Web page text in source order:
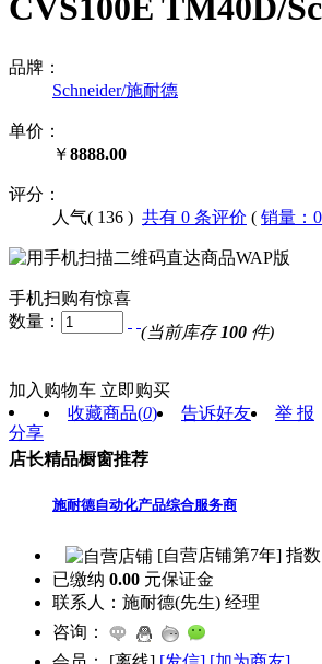
品牌：
Schneider/施耐德
单价：
￥8888.00
评分：
人气( 136 ) 共有 0 条评价 ( 销量：
手机扫购有惊喜
数量：
(当前库存 100 件)
加入购物车 立即购买
分享
收藏商品(0) 告诉好友 举 报
店长精品橱窗推荐
施耐德自动化产品综合服务商
[自营店铺第7年] 指
已缴纳 0.00 元保证金
联系人： 施耐德(先生) 经理
咨询：